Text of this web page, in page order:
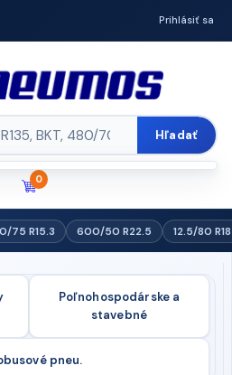
Prihlásiť sa
Hľadať
0
75 R15.3 600/50 R22.5 12.5/80 R18
Poľnohospodárske a
stavebné
pneu.